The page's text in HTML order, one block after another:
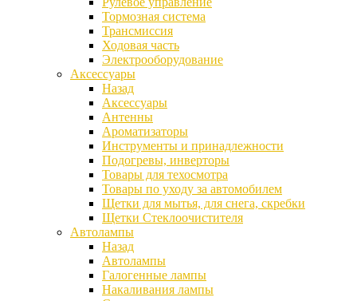
Тормозная система
Трансмиссия
Ходовая часть
Электрооборудование
Аксессуары
Назад
Аксессуары
Антенны
Ароматизаторы
Инструменты и принадлежности
Подогревы, инверторы
Товары для техосмотра
Товары по уходу за автомобилем
Щетки для мытья, для снега, скребки
Щетки Стеклоочистителя
Автолампы
Назад
Автолампы
Галогенные лампы
Накаливания лампы